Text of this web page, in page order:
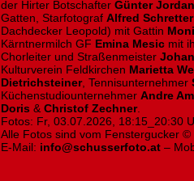
der Hirter Botschafter Günter Jordan
Gatten, Starfotograf Alfred Schretter
Dachdecker Leopold) mit Gattin
Kärntnermilch GF Emina Mesic mit
Chorleiter und Straßenmeister
Kulturverein Feldkirchen Marietta
Dietrichsteiner, Tennisunternehmer
Küchenstudiounternehmer Andre
Doris & Christof Zechner.
Fotos: Fr, 03.07.2026, 18:15_20:30
Alle Fotos sind vom Fenstergucker ©
E-Mail: info@schusserfoto.at –